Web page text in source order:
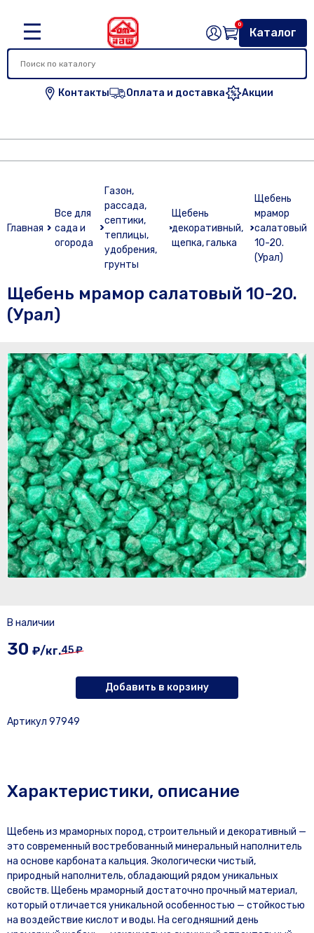
Контакты Оплата и доставка Акции
Каталог
0
Главная
Все для
сада и
огорода
Газон,
рассада,
септики,
теплицы,
удобрения,
грунты
Щебень
декоративный,
щепка, галька
Щебень
мрамор
салатовый
10-20.
(Урал)
Щебень мрамор салатовый 10-20.
(Урал)
В наличии
30 ₽/кг.45 ₽
Добавить в корзину
Артикул 97949
Характеристики, описание
Щебень из мраморных пород, строительный и декоративный —
это современный востребованный минеральный наполнитель
на основе карбоната кальция. Экологически чистый,
природный наполнитель, обладающий рядом уникальных
свойств. Щебень мраморный достаточно прочный материал,
который отличается уникальной особенностью — стойкостью
на воздействие кислот и воды. На сегодняшний день